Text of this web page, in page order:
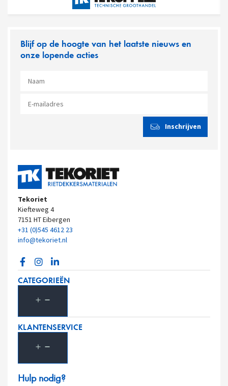
Blijf op de hoogte van het laatste nieuws en
onze lopende acties
Tekoriet
Kiefteweg 4
7151 HT Eibergen
+31 (0)545 4612 23
info@tekoriet.nl
CATEGORIEËN
KLANTENSERVICE
Hulp nodig?